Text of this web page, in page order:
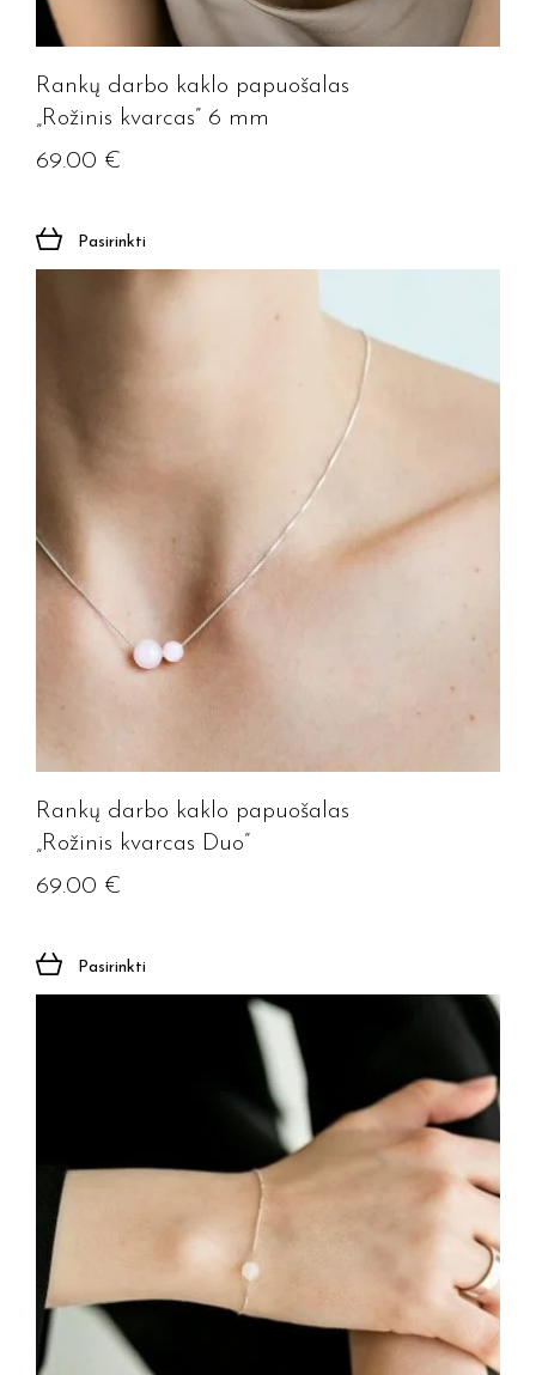
Rankų darbo kaklo papuošalas
„Rožinis kvarcas” 6 mm
69.00 €
Pasirinkti
Rankų darbo kaklo papuošalas
„Rožinis kvarcas Duo”
69.00 €
Pasirinkti